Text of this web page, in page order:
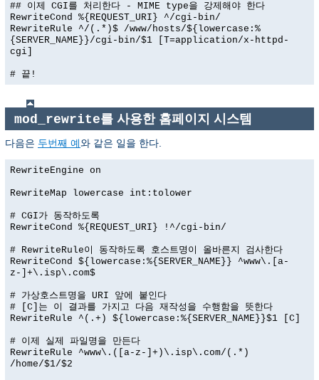
## 이제 CGI를 처리한다 - MIME type을 강제해야 한다
RewriteCond %{REQUEST_URI} ^/cgi-bin/
RewriteRule ^/(.*)$ /www/hosts/${lowercase:%
{SERVER_NAME}}/cgi-bin/$1 [T=application/x-httpd-
cgi]
# 끝!
mod_rewrite를 사용한 홈페이지 시스템
다음은 두번째 예와 같은 일을 한다.
RewriteEngine on
RewriteMap lowercase int:tolower
# CGI가 동작하도록
RewriteCond %{REQUEST_URI} !^/cgi-bin/
# RewriteRule이 동작하도록 호스트명이 올바른지 검사한다
RewriteCond ${lowercase:%{SERVER_NAME}} ^www\.[a-
z-]+\.isp\.com$
# 가상호스트명을 URI 앞에 붙인다
# [C]는 이 결과를 가지고 다음 재작성을 수행함을 뜻한다
RewriteRule ^(.+) ${lowercase:%{SERVER_NAME}}$1 [C]
# 이제 실제 파일명을 만든다
RewriteRule ^www\.([a-z-]+)\.isp\.com/(.*)
/home/$1/$2